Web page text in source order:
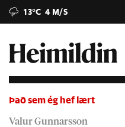
13°C 4 M/S
Það sem ég hef lært
Valur Gunnarsson